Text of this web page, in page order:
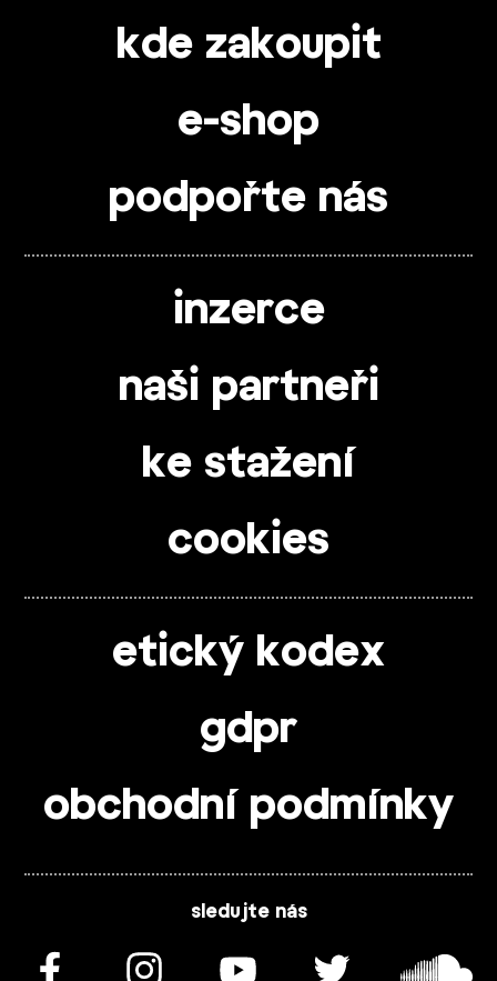
kde zakoupit
e-shop
podpořte nás
inzerce
naši partneři
ke stažení
cookies
etický kodex
gdpr
obchodní podmínky
sledujte nás